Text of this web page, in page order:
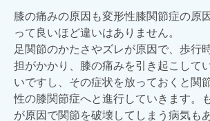
膝の痛みの原因も変形性膝関節症の原
って良いほど違いはありません。
足関節のかたさやズレが原因で、歩行
担がかかり、膝の痛みを引き起こして
いですし、その症状を放っておくと関
性の膝関節症へと進行していきます。
が原因で関節を破壊してしまう病気も